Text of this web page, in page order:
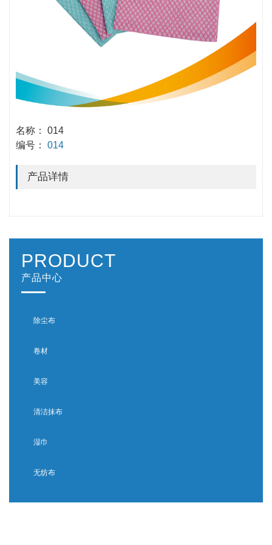
名称： 014
编号：014
产品详情
PRODUCT
产品中心
除尘布
卷材
美容
清洁抹布
湿巾
无纺布